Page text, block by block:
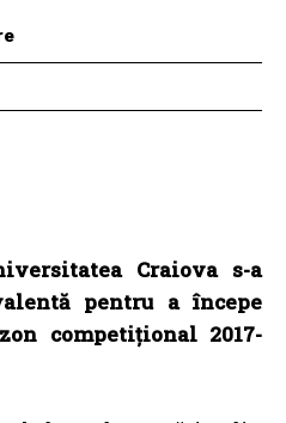
Craiova s-a
pentru a începe
competițional 2017-